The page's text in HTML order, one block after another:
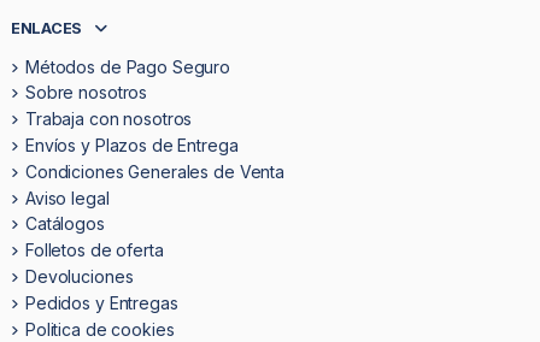
ENLACES
Métodos de Pago Seguro
Sobre nosotros
Trabaja con nosotros
Envíos y Plazos de Entrega
Condiciones Generales de Venta
Aviso legal
Catálogos
Folletos de oferta
Devoluciones
Pedidos y Entregas
Politica de cookies